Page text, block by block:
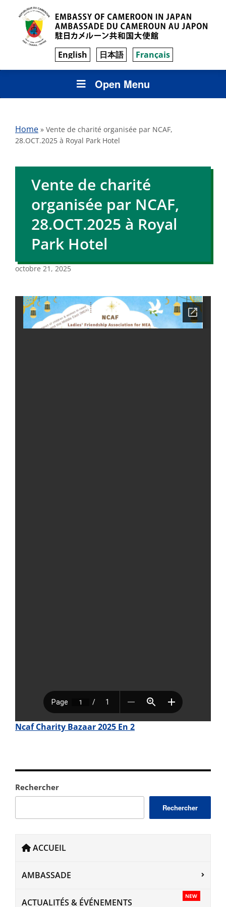
English 日本語 Français
Open Menu
Home » Vente de charité organisée par NCAF,
28.OCT.2025 à Royal Park Hotel
Rechercher
Rechercher
ACCUEIL
AMBASSADE
NEW
ACTUALITÉS & ÉVÉNEMENTS
Vente de charité
organisée par NCAF,
28.OCT.2025 à Royal
Park Hotel
octobre 21, 2025
Ncaf Charity Bazaar 2025 En 2